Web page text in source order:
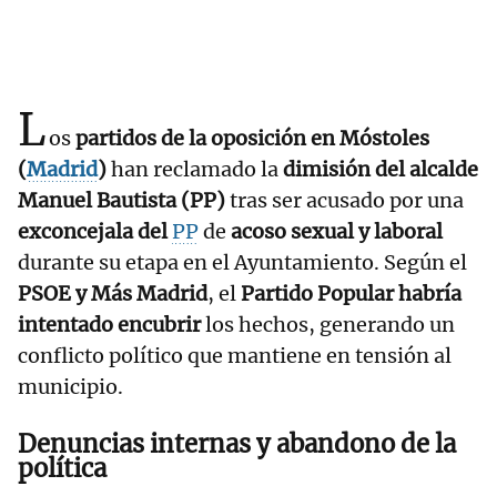
Lospartidos de la oposición en Móstoles
(Madrid)han reclamado ladimisión del alcalde
Manuel Bautista (PP)tras ser acusado por una
exconcejala delPPde acoso sexual y laboral
durante su etapa en el Ayuntamiento. Según el
PSOE y Más Madrid, elPartido Popular habría
intentado encubrirlos hechos, generando un
conflicto político que mantiene en tensión al
municipio.
Denuncias internas y abandono de la
política